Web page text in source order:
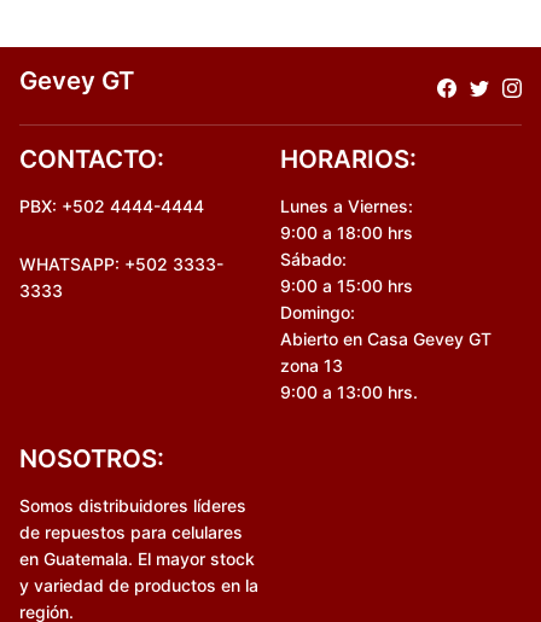
Gevey GT
CONTACTO:
PBX: +502 4444-4444
WHATSAPP: +502 3333-
3333
HORARIOS:
Lunes a Viernes:
9:00 a 18:00 hrs
Sábado:
9:00 a 15:00 hrs
Domingo:
Abierto en Casa Gevey GT
zona 13
9:00 a 13:00 hrs.
NOSOTROS:
Somos distribuidores líderes
de repuestos para celulares
en Guatemala. El mayor stock
y variedad de productos en la
región.